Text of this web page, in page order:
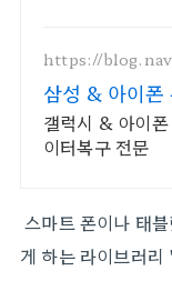
https://
삼성 & 아이폰
패시 비용 무료
갤럭시 & 아이
이터복구 전문
스마트 폰이나 태
게 하는 라이브러